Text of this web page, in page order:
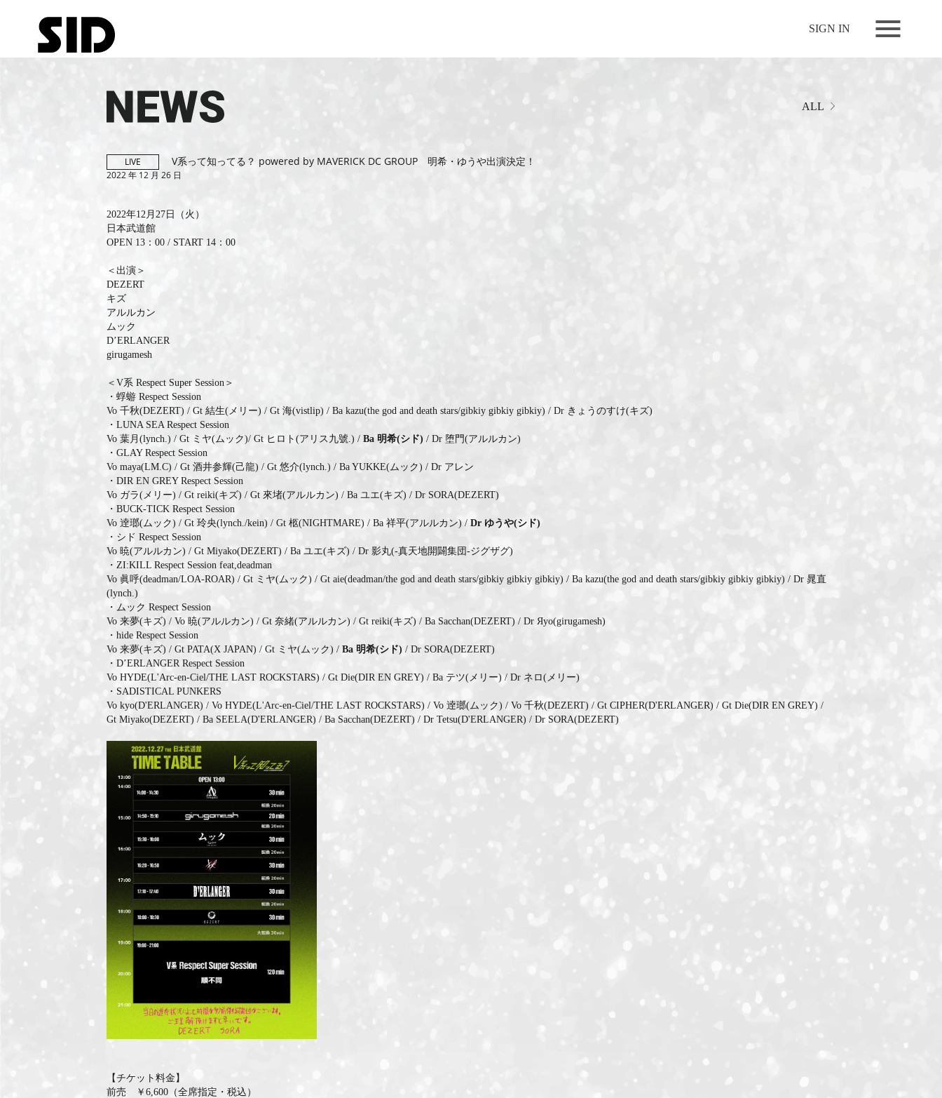
SIGN IN
ALL
LIVE V系って知ってる？ powered by MAVERICK DC GROUP 明希・ゆうや出演決定！
2022 年 12 月 26 日
2022年12月27日（火）
日本武道館
OPEN 13：00 / START 14：00
＜出演＞
DEZERT
キズ
アルルカン
ムック
D’ERLANGER
girugamesh
＜V系 Respect Super Session＞
・蜉蝣 Respect Session
Vo 千秋(DEZERT) / Gt 結生(メリー) / Gt 海(vistlip) / Ba kazu(the god and death stars/gibkiy gibkiy gibkiy) / Dr きょうのすけ(キズ)
・LUNA SEA Respect Session
Vo 葉月(lynch.) / Gt ミヤ(ムック)/ Gt ヒロト(アリス九號.) / Ba 明希(シド) / Dr 堕門(アルルカン)
・GLAY Respect Session
Vo maya(LM.C) / Gt 酒井参輝(己龍) / Gt 悠介(lynch.) / Ba YUKKE(ムック) / Dr アレン
・DIR EN GREY Respect Session
Vo ガラ(メリー) / Gt reiki(キズ) / Gt 來堵(アルルカン) / Ba ユエ(キズ) / Dr SORA(DEZERT)
・BUCK-TICK Respect Session
Vo 逹瑯(ムック) / Gt 玲央(lynch./kein) / Gt 柩(NIGHTMARE) / Ba 祥平(アルルカン) / Dr ゆうや(シド)
・シド Respect Session
Vo 暁(アルルカン) / Gt Miyako(DEZERT) / Ba ユエ(キズ) / Dr 影丸(-真天地開闢集団-ジグザグ)
・ZI:KILL Respect Session feat,deadman
Vo 眞呼(deadman/LOA-ROAR) / Gt ミヤ(ムック) / Gt aie(deadman/the god and death stars/gibkiy gibkiy gibkiy) / Ba kazu(the god and death stars/gibkiy gibkiy gibkiy) / Dr 晁直
(lynch.)
・ムック Respect Session
Vo 来夢(キズ) / Vo 暁(アルルカン) / Gt 奈緒(アルルカン) / Gt reiki(キズ) / Ba Sacchan(DEZERT) / Dr Яyo(girugamesh)
・hide Respect Session
Vo 来夢(キズ) / Gt PATA(X JAPAN) / Gt ミヤ(ムック) / Ba 明希(シド) / Dr SORA(DEZERT)
・D’ERLANGER Respect Session
Vo HYDE(L'Arc-en-Ciel/THE LAST ROCKSTARS) / Gt Die(DIR EN GREY) / Ba テツ(メリー) / Dr ネロ(メリー)
・SADISTICAL PUNKERS
Vo kyo(D'ERLANGER) / Vo HYDE(L'Arc-en-Ciel/THE LAST ROCKSTARS) / Vo 逹瑯(ムック) / Vo 千秋(DEZERT) / Gt CIPHER(D'ERLANGER) / Gt Die(DIR EN GREY) /
Gt Miyako(DEZERT) / Ba SEELA(D'ERLANGER) / Ba Sacchan(DEZERT) / Dr Tetsu(D'ERLANGER) / Dr SORA(DEZERT)
【チケット料金】
前売 ￥6,600（全席指定・税込）